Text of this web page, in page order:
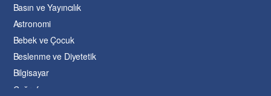
Basın ve Yayıncılık
Astronomi
Bebek ve Çocuk
Beslenme ve Diyetetik
Bilgisayar
Coğrafya